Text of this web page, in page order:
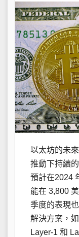
以太坊的未
推動下持續
預計在2024
能在 3,800
季度的表現
解決方案，
Layer-1 和